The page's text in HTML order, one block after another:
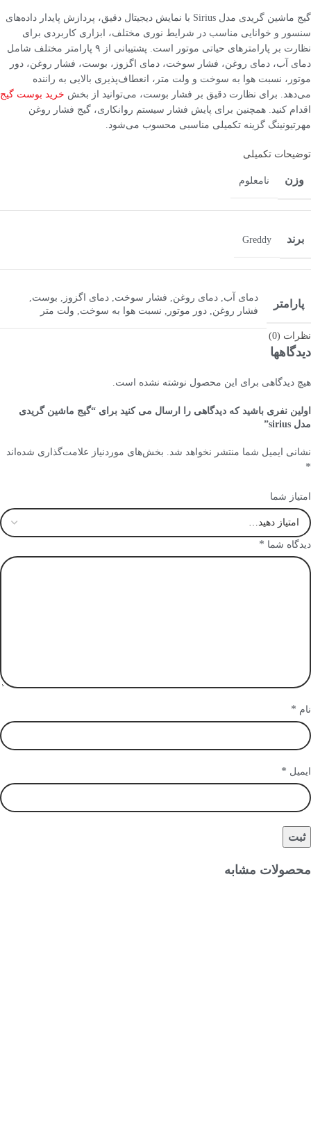
گیج ماشین گریدی مدل Sirius با نمایش دیجیتال دقیق، پردازش پایدار داده‌های
سنسور و خوانایی مناسب در شرایط نوری مختلف، ابزاری کاربردی برای
نظارت بر پارامترهای حیاتی موتور است. پشتیبانی از ۹ پارامتر مختلف شامل
دمای آب، دمای روغن، فشار سوخت، دمای اگزوز، بوست، فشار روغن، دور
موتور، نسبت هوا به سوخت و ولت متر، انعطاف‌پذیری بالایی به راننده
می‌دهد. برای نظارت دقیق بر فشار بوست، می‌توانید از بخش خرید بوست گیج
اقدام کنید. همچنین برای پایش فشار سیستم روانکاری، گیج فشار روغن
مهرتیونینگ گزینه تکمیلی مناسبی محسوب می‌شود.
توضیحات تکمیلی
وزن نامعلوم
برند Greddy
پارامتر دمای آب, دمای روغن, فشار سوخت, دمای اگزوز , بوست,
فشار روغن, دور موتور , نسبت هوا به سوخت, ولت متر
نظرات (0)
دیدگاهها
هیچ دیدگاهی برای این محصول نوشته نشده است.
اولین نفری باشید که دیدگاهی را ارسال می کنید برای “گیج ماشین گریدی
مدل sirius”
نشانی ایمیل شما منتشر نخواهد شد. بخش‌های موردنیاز علامت‌گذاری شده‌اند
*
امتیاز شما
دیدگاه شما *
نام *
ایمیل *
محصولات مشابه